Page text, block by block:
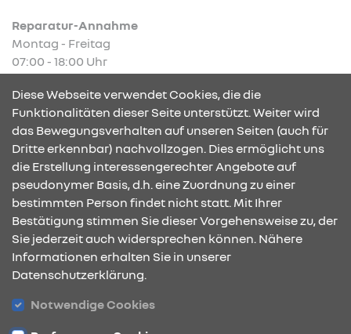
Reparatur-Annahme
Montag - Freitag
07:00 - 18:00 Uhr
08:00 - 13:00 Uhr
KONTAKT & ANFAHRT
ÖFFNUNGSZEITEN
Diese Webseite verwendet Cookies, die die
Funktionalitäten dieser Seite unterstützt. Weiter wird
das Bewegungsverhalten auf unseren Seiten (auch für
Dritte erkennbar) nachvollzogen. Dies ermöglicht uns
die Erstellung interessengerechter Angebote auf
pseudonymer Basis, d.h. eine Zuordnung zu einer
bestimmten Person findet nicht statt. Mit Ihrer
Bestätigung stimmen Sie dieser Vorgehensweise zu, der
Sie jederzeit auch widersprechen können. Nähere
Informationen erhalten Sie in unserer
Datenschutzerklärung.
Notwendige Cookies